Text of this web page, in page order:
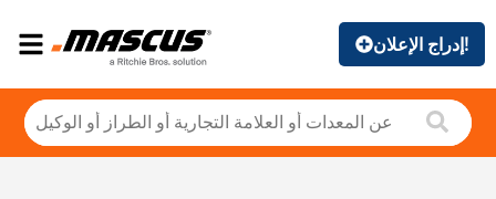
إدراج الإعلان!